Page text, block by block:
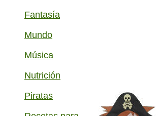
Fantasía
Mundo
Música
Nutrición
Piratas